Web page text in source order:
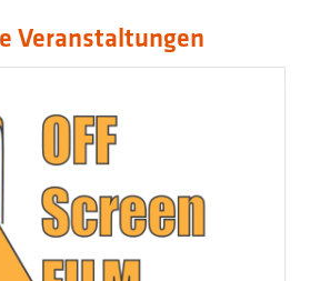
Veranstaltungen